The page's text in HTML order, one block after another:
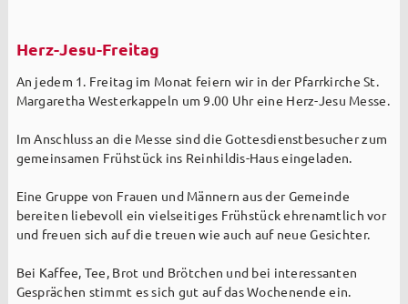
Herz-Jesu-Freitag
An jedem 1. Freitag im Monat feiern wir in der Pfarrkirche St.
Margaretha Westerkappeln um 9.00 Uhr eine Herz-Jesu Messe.
Im Anschluss an die Messe sind die Gottesdienstbesucher zum
gemeinsamen Frühstück ins Reinhildis-Haus eingeladen.
Eine Gruppe von Frauen und Männern aus der Gemeinde
bereiten liebevoll ein vielseitiges Frühstück ehrenamtlich vor
und freuen sich auf die treuen wie auch auf neue Gesichter.
Bei Kaffee, Tee, Brot und Brötchen und bei interessanten
Gesprächen stimmt es sich gut auf das Wochenende ein.